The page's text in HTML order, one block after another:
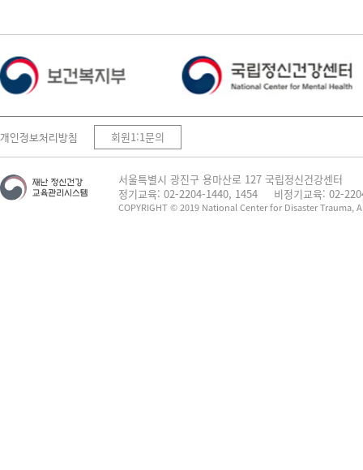
개인정보처리방침 회원1:1문의
서울특별시 광진구 용마산로 127 국립정신건강센터
정기교육: 02-2204-1440, 1454
비정기교육: 02-
COPYRIGHT © 2019 National Center for Disaster Trauma,